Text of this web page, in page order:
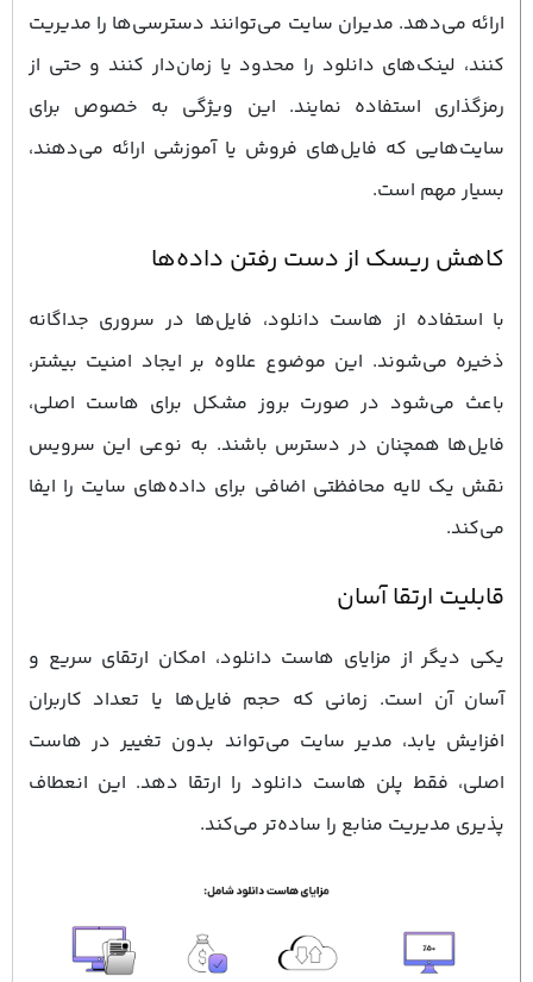
ارائه می‌دهد. مدیران سایت می‌توانند دسترسی‌ها را مدیریت
کنند، لینک‌های دانلود را محدود یا زمان‌دار کنند و حتی از
رمزگذاری استفاده نمایند. این ویژگی به‌ خصوص برای
سایت‌هایی که فایل‌های فروش یا آموزشی ارائه می‌دهند،
بسیار مهم است.
کاهش ریسک از دست رفتن داده‌ها
با استفاده از هاست دانلود، فایل‌ها در سروری جداگانه
ذخیره می‌شوند. این موضوع علاوه بر ایجاد امنیت بیشتر،
باعث می‌شود در صورت بروز مشکل برای هاست اصلی،
فایل‌ها همچنان در دسترس باشند. به نوعی این سرویس
نقش یک لایه محافظتی اضافی برای داده‌های سایت را ایفا
می‌کند.
قابلیت ارتقا آسان
یکی دیگر از مزایای هاست دانلود، امکان ارتقای سریع و
آسان آن است. زمانی که حجم فایل‌ها یا تعداد کاربران
افزایش یابد، مدیر سایت می‌تواند بدون تغییر در هاست
اصلی، فقط پلن هاست دانلود را ارتقا دهد. این انعطاف
‌پذیری مدیریت منابع را ساده‌تر می‌کند.